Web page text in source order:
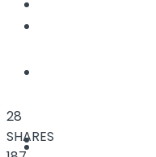
Yaşam
Dünya
28
SHARES